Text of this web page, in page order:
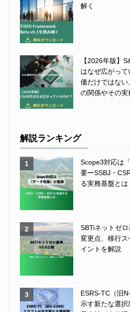
解く
【2026年版】
はなぜ広がっ
価だけではない
の関係やその
解説ランキング
1
Scope3対応は
要ーSSBJ・
る実務基盤とは
2
SBTiネットゼロ
変更点、移行
イントを解説
3
ESRS-TC（旧
示す新たな選